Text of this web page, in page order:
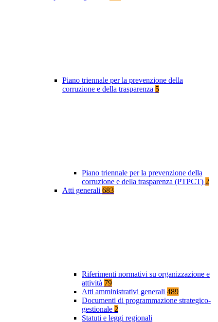
Piano triennale per la prevenzione della
corruzione e della trasparenza 5
Piano triennale per la prevenzione della
corruzione e della trasparenza (PTPCT) 2
Atti generali 683
Riferimenti normativi su organizzazione e
attività 79
Atti amministrativi generali 489
Documenti di programmazione strategico-
gestionale 2
Statuti e leggi regionali